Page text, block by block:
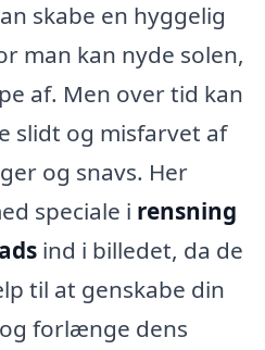
skabe en hyggelig
man kan nyde solen,
af. Men over tid kan
slidt og misfarvet af
og snavs. Her
speciale i rensning
ind i billedet, da de
til at genskabe din
forlænge dens